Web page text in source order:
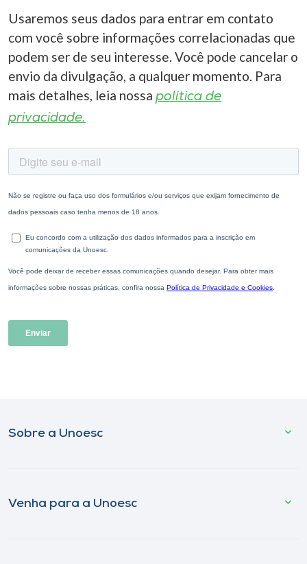
Usaremos seus dados para entrar em contato
com você sobre informações correlacionadas que
podem ser de seu interesse. Você pode cancelar o
envio da divulgação, a qualquer momento. Para
mais detalhes, leia nossa política de
privacidade.
Sobre a Unoesc
Venha para a Unoesc